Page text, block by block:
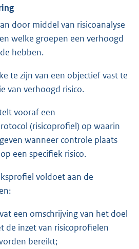
door middel van risicoanalyse
welke groepen een verhoogd
hebben.
te zijn van een objectief vast te
van verhoogd risico.
vooraf een
(risicoprofiel) op waarin
wanneer controle plaats
een specifiek risico.
voldoet aan de
een omschrijving van het doel
de inzet van risicoprofielen
bereikt;